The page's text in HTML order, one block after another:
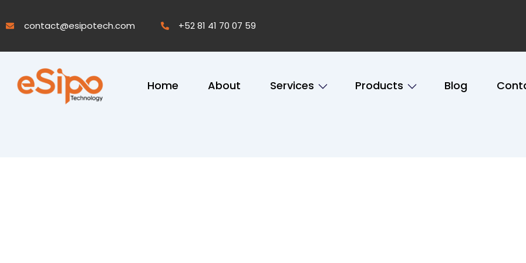
to
contact@esipotech.com +52 81 41 70 07 59
Home About Services Products Blog